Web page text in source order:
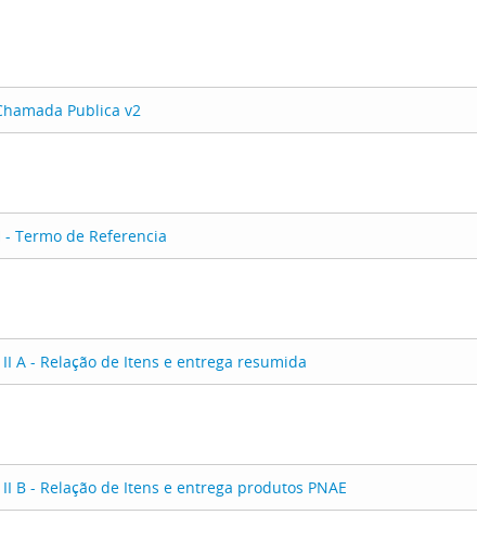
Publica v2
- Termo de Referencia
II A - Relação de Itens e entrega resumida
II B - Relação de Itens e entrega produtos PNAE